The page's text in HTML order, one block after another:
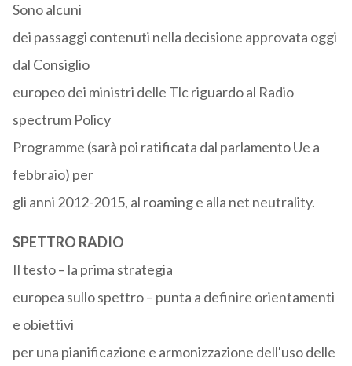
Sono alcuni
dei passaggi contenuti nella decisione approvata oggi
dal Consiglio
europeo dei ministri delle Tlc riguardo al Radio
spectrum Policy
Programme (sarà poi ratificata dal parlamento Ue a
febbraio) per
gli anni 2012-2015, al roaming e alla net neutrality.
SPETTRO RADIO
Il testo – la prima strategia
europea sullo spettro – punta a definire orientamenti
e obiettivi
per una pianificazione e armonizzazione dell'uso delle